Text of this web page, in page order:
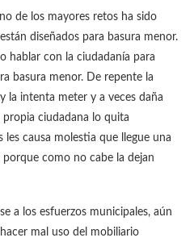
de los mayores retos ha sido
diseñados para basura menor.
hablar con la ciudadanía para
basura menor. De repente la
la intenta meter y a veces daña
propia ciudadana lo quita
les causa molestia que llegue una
porque como no cabe la dejan
a los esfuerzos municipales, aún
mal uso del mobiliario